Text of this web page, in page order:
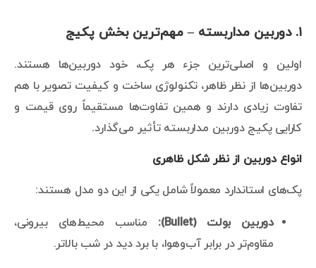
۱. دوربین مداربسته – مهم‌ترین بخش پکیج
اولین و اصلی‌ترین جزء هر پک، خود دوربین‌ها هستند.
دوربین‌ها از نظر ظاهر، تکنولوژی ساخت و کیفیت تصویر با هم
تفاوت زیادی دارند و همین تفاوت‌ها مستقیماً روی قیمت و
کارایی پکیج دوربین مداربسته تأثیر می‌گذارد.
انواع دوربین از نظر شکل ظاهری
پک‌های استاندارد معمولاً شامل یکی از این دو مدل هستند:
دوربین بولت (Bullet):
مناسب محیط‌های بیرونی،
مقاوم‌تر در برابر آب‌وهوا، با برد دید در شب بالاتر.